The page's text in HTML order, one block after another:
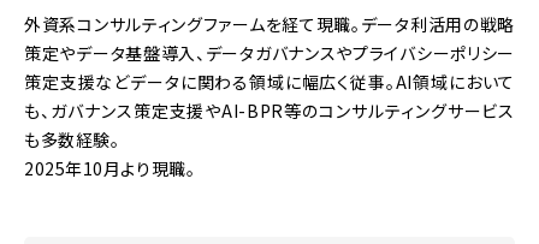
外資系コンサルティングファームを経て現職。データ利活用の戦略
策定やデータ基盤導入、データガバナンスやプライバシーポリシー
策定支援などデータに関わる領域に幅広く従事。AI領域において
も、ガバナンス策定支援やAI-BPR等のコンサルティングサービス
も多数経験。
2025年10月より現職。